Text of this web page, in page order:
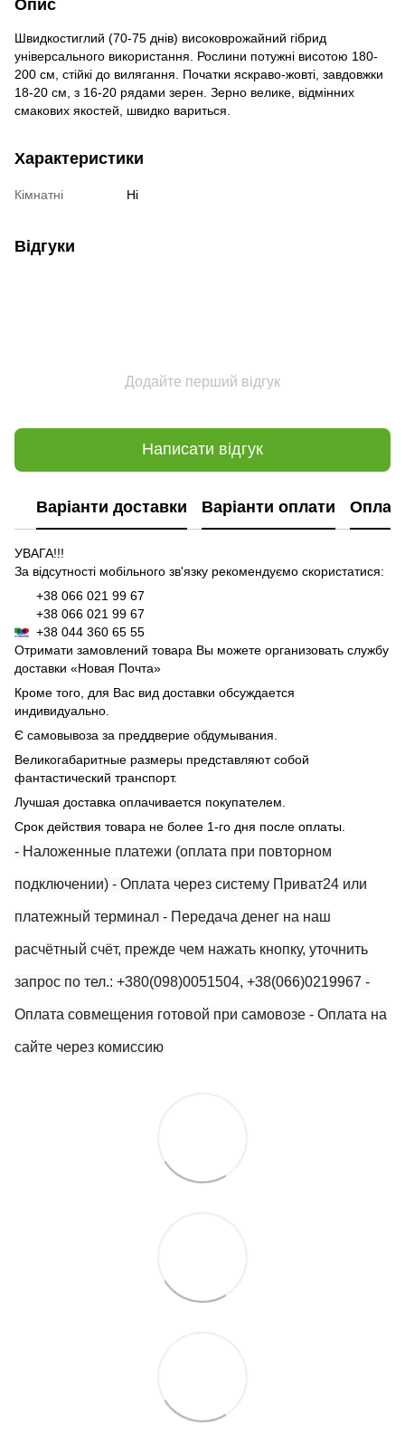
Опис
Швидкостиглий (70-75 днів) високоврожайний гібрид
універсального використання. Рослини потужні висотою 180-
200 см, стійкі до вилягання. Початки яскраво-жовті, завдовжки
18-20 см, з 16-20 рядами зерен. Зерно велике, відмінних
смакових якостей, швидко вариться.
Характеристики
Кімнатні Ні
Відгуки
Додайте перший відгук
Написати відгук
Варіанти доставки Варіанти оплати
УВАГА!!!
За відсутності мобільного зв'язку рекомендуємо скористатися:
+38 066 021 99 67
+38 066 021 99 67
+38 044 360 65 55
Отримати замовлений товара Вы можете организовать службу
доставки «Новая Почта»
Кроме того, для Вас вид доставки обсуждается
индивидуально.
Є самовывоза за преддверие обдумывания.
Великогабаритные размеры представляют собой
фантастический транспорт.
Лучшая доставка оплачивается покупателем.
Срок действия товара не более 1-го дня после оплаты.
- Наложенные платежи (оплата при повторном
подключении) - Оплата через систему Приват24 или
платежный терминал - Передача денег на наш
расчётный счёт, прежде чем нажать кнопку, уточнить
запрос по тел.: +380(098)0051504, +38(066)0219967 -
Оплата совмещения готовой при самовозе - Оплата на
сайте через комиссию